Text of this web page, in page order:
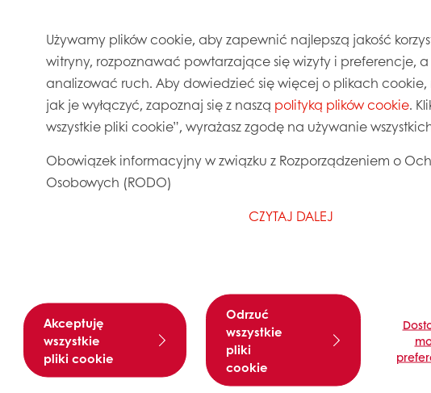
obrotach i 5 minut na szybkich obrotach
Używamy plików cookie, aby zapewnić najlepszą jakość
witryny, rozpoznawać powtarzające się wizyty i preferencje, a
analizować ruch. Aby dowiedzieć się więcej o plikach cookie,
jak je wyłączyć, zapoznaj się z naszą polityką plików cookie.
wszystkie pliki cookie”, wyrażasz zgodę na używanie
Obowiązek informacyjny w związku z Rozporządzeniem o
Osobowych (RODO)
CZYTAJ DALEJ
Akceptuję
wszystkie
pliki cookie
Odrzuć
wszystkie
pliki
cookie